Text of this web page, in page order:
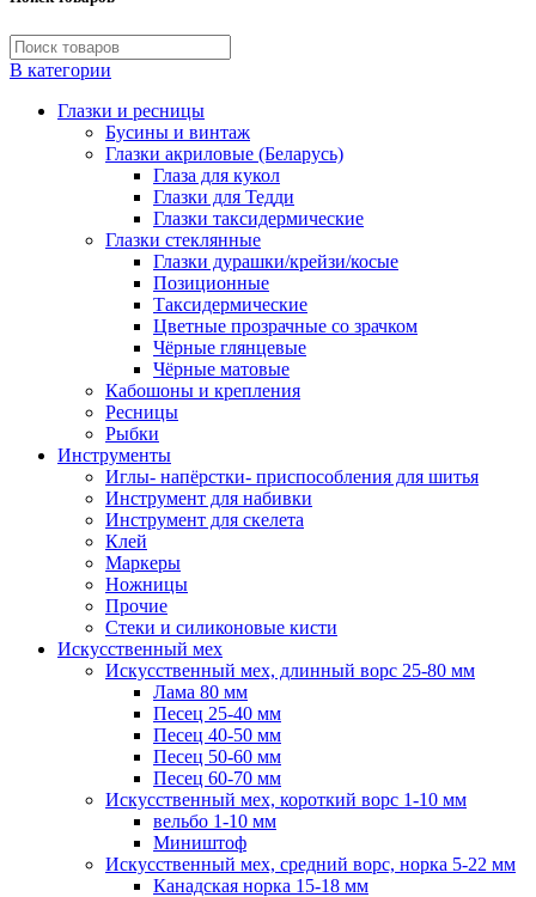
В категории
Глазки и ресницы
Бусины и винтаж
Глазки акриловые (Беларусь)
Глаза для кукол
Глазки для Тедди
Глазки таксидермические
Глазки стеклянные
Глазки дурашки/крейзи/косые
Позиционные
Таксидермические
Цветные прозрачные со зрачком
Чёрные глянцевые
Чёрные матовые
Кабошоны и крепления
Ресницы
Рыбки
Инструменты
Иглы- напёрстки- приспособления для шитья
Инструмент для набивки
Инструмент для скелета
Клей
Маркеры
Ножницы
Прочие
Стеки и силиконовые кисти
Искусственный мех
Искусственный мех, длинный ворс 25-80 мм
Лама 80 мм
Песец 25-40 мм
Песец 40-50 мм
Песец 50-60 мм
Песец 60-70 мм
Искусственный мех, короткий ворс 1-10 мм
вельбо 1-10 мм
Миништоф
Искусственный мех, средний ворс, норка 5-22 мм
Канадская норка 15-18 мм